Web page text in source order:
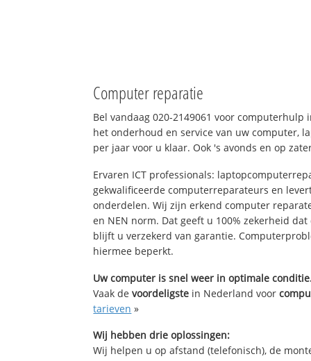
Computer reparatie
Bel vandaag 020-2149061 voor computerhulp
het onderhoud en service van uw computer,
per jaar voor u klaar. Ook 's avonds en op
Ervaren ICT professionals:
gekwalificeerde computerreparateurs en
onderdelen. Wij zijn erkend computer
en NEN norm. Dat geeft u 100% zekerheid
blijft u verzekerd van garantie.
hiermee beperkt.
Uw computer is snel weer in optimale
Vaak devoordeligste in Nederland voor
tarieven »
Wij hebben drie oplossingen:
Wij helpen u op afstand (telefonisch), de